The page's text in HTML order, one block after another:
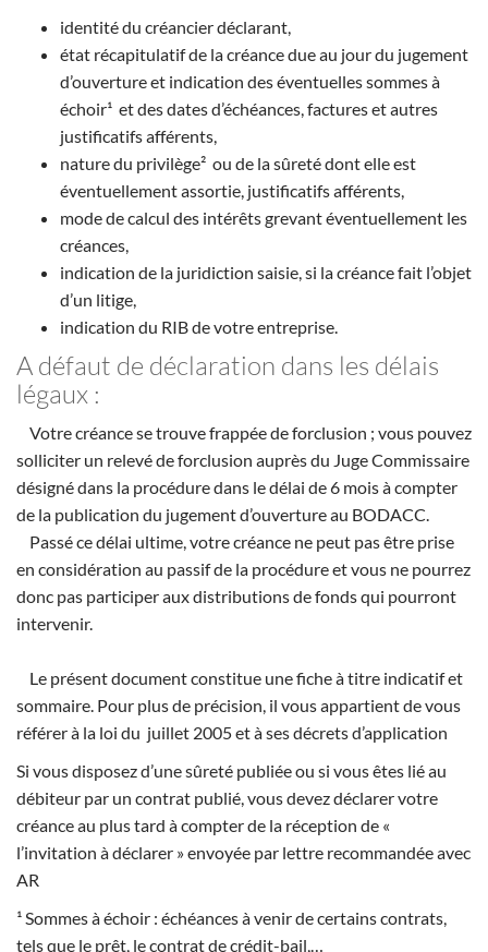
identité du créancier déclarant,
état récapitulatif de la créance due au jour du jugement
d’ouverture et indication des éventuelles sommes à
échoir¹ et des dates d’échéances, factures et autres
justificatifs afférents,
nature du privilège² ou de la sûreté dont elle est
éventuellement assortie, justificatifs afférents,
mode de calcul des intérêts grevant éventuellement les
créances,
indication de la juridiction saisie, si la créance fait l’objet
d’un litige,
indication du RIB de votre entreprise.
A défaut de déclaration dans les délais
légaux :
Votre créance se trouve frappée de forclusion ; vous pouvez
solliciter un relevé de forclusion auprès du Juge Commissaire
désigné dans la procédure dans le délai de 6 mois à compter
de la publication du jugement d’ouverture au BODACC.
Passé ce délai ultime, votre créance ne peut pas être prise
en considération au passif de la procédure et vous ne pourrez
donc pas participer aux distributions de fonds qui pourront
intervenir.
Le présent document constitue une fiche à titre indicatif et
sommaire. Pour plus de précision, il vous appartient de vous
référer à la loi du juillet 2005 et à ses décrets d’application
Si vous disposez d’une sûreté publiée ou si vous êtes lié au
débiteur par un contrat publié, vous devez déclarer votre
créance au plus tard à compter de la réception de «
l’invitation à déclarer » envoyée par lettre recommandée avec
AR
¹ Sommes à échoir : échéances à venir de certains contrats,
tels que le prêt, le contrat de crédit-bail,…